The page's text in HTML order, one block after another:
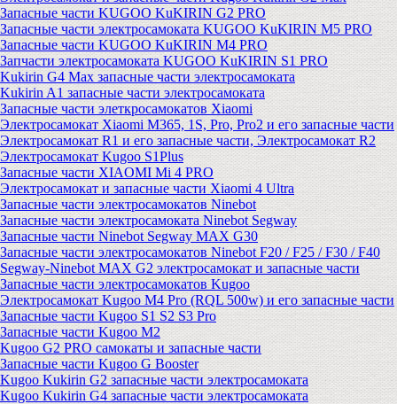
Запасные части KUGOO KuKIRIN G2 PRO
Запасные части электросамоката KUGOO KuKIRIN M5 PRO
Запасные части KUGOO KuKIRIN M4 PRO
Запчасти электросамоката KUGOO KuKIRIN S1 PRO
Kukirin G4 Max запасные части электросамоката
Kukirin A1 запасные части электросамоката
Запасные части элеткросамокатов Xiaomi
Электросамокат Xiaomi M365, 1S, Pro, Pro2 и его запасные части
Электросамокат R1 и его запасные части, Электросамокат R2
Электросамокат Kugoo S1Plus
Запасные части XIAOMI Mi 4 PRO
Электросамокат и запасные части Xiaomi 4 Ultra
Запасные части электросамокатов Ninebot
Запасные части электросамоката Ninebot Segway
Запасные части Ninebot Segway MAX G30
Запасные части электросамокатов Ninebot F20 / F25 / F30 / F40
Segway-Ninebot MAX G2 электросамокат и запасные части
Запасные части электросамокатов Kugoo
Электросамокат Kugoo M4 Pro (RQL 500w) и его запасные части
Запасные части Kugoo S1 S2 S3 Pro
Запасные части Kugoo M2
Kugoo G2 PRO самокаты и запасные части
Запасные части Kugoo G Booster
Kugoo Kukirin G2 запасные части электросамоката
Kugoo Kukirin G4 запасные части электросамоката